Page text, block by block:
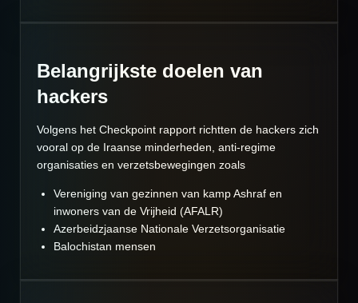
Belangrijkste doelen van
hackers
Volgens het Checkpoint rapport richtten de hackers zich
vooral op de Iraanse minderheden, anti-regime
organisaties en verzetsbewegingen zoals
Vereniging van gezinnen van kamp Ashraf en
inwoners van de Vrijheid (AFALR)
Azerbeidzjaanse Nationale Verzetsorganisatie
Balochistan mensen